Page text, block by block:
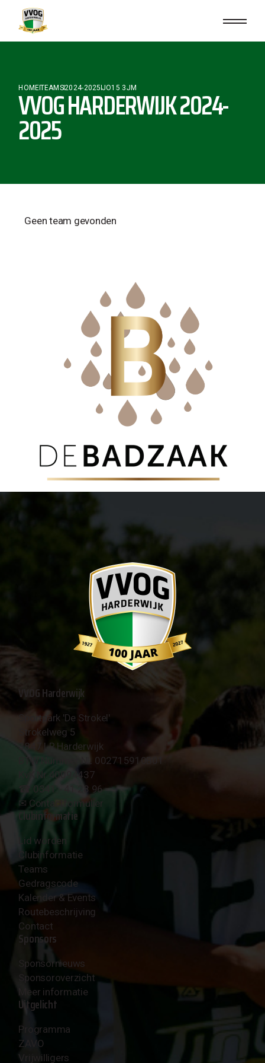
HOMETEAMS2024-2025 JO15 3JM
VVOG HARDERWIJK 2024-
2025
Geen team gevonden
VVOG Harderwijk
Sportpark 'De Strokel'
Strokelweg 5
3847 LR Harderwijk
BTW Nummer NL 002715910B01
KvK Nr 40094437
☎︎ 0341 - 41 28 96
✉︎ Contactformulier
Clubinformatie
Lid worden
Clubinformatie
Teams
Gedragscode
Kalender & Events
Routebeschrijving
Contact
Sponsors
Sponsornieuws
Sponsoroverzicht
Meer informatie
Uitgelicht
Programma
ZAVO
Vrijwilligers